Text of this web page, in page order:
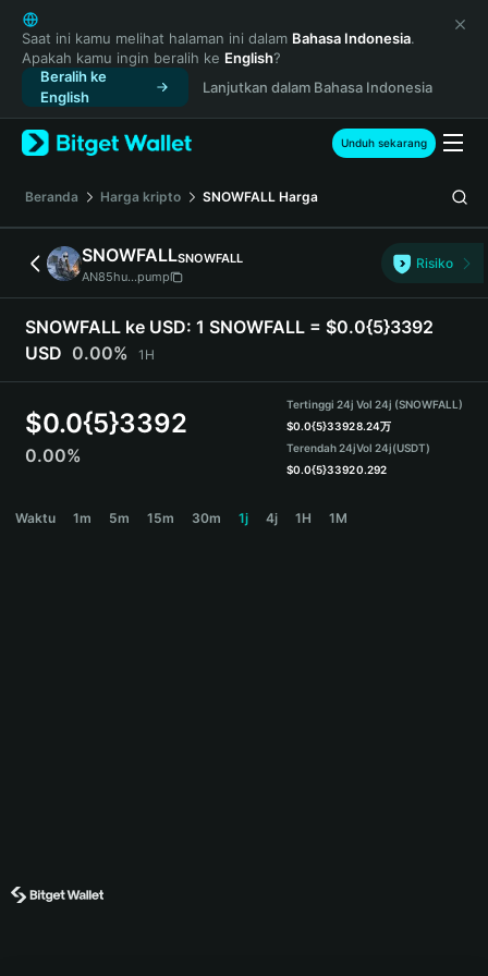
English
日本語
Tiếng Việt
Русский
Español (Latinoamérica)
Türkçe
Français
Deutsch
简体中文
繁體中文
Português (Portugal)
Bahasa Indonesia
ภาษาไทย
हिन्दी
Español
Português (Brasil)
Saat ini kamu melihat halaman ini dalam Bahasa Indonesia.
Apakah kamu ingin beralih ke English?
Beralih ke
English
Lanjutkan dalam Bahasa Indonesia
Unduh sekarang
Beranda Harga kripto SNOWFALL Harga
SNOWFALLSNOWFALL
AN85hu...pump
Risiko
SNOWFALL ke USD: 1 SNOWFALL = $0.0{5}3392
USD 0.00% 1H
$0.0{5}3392
0.00%
Tertinggi 24j
$0.0{5}3392
Terendah 24j
$0.0{5}3392
Vol 24j (SNOWFALL)
8.24万
Vol 24j(USDT)
0.292
Waktu 1m 5m 15m 30m 1j 4j 1H 1M